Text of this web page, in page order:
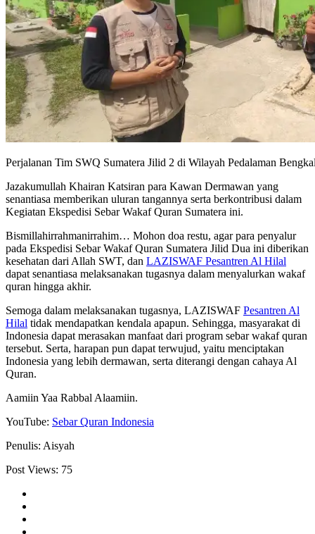
Perjalanan Tim SWQ Sumatera Jilid 2 di Wilayah Pedalaman
Jazakumullah Khairan Katsiran para Kawan Dermawan yang
senantiasa memberikan uluran tangannya serta berkontribusi dalam
Kegiatan Ekspedisi Sebar Wakaf Quran Sumatera ini.
Bismillahirrahmanirrahim… Mohon doa restu, agar para penyalur
pada Ekspedisi Sebar Wakaf Quran Sumatera Jilid Dua ini diberikan
kesehatan dari Allah SWT, dan LAZISWAF Pesantren Al Hilal
dapat senantiasa melaksanakan tugasnya dalam menyalurkan wakaf
quran hingga akhir.
Semoga dalam melaksanakan tugasnya, LAZISWAF Pesantren Al
Hilal tidak mendapatkan kendala apapun. Sehingga, masyarakat di
Indonesia dapat merasakan manfaat dari program sebar wakaf quran
tersebut. Serta, harapan pun dapat terwujud, yaitu menciptakan
Indonesia yang lebih dermawan, serta diterangi dengan cahaya Al
Quran.
Aamiin Yaa Rabbal Alaamiin.
YouTube: Sebar Quran Indonesia
Penulis: Aisyah
Post Views: 75